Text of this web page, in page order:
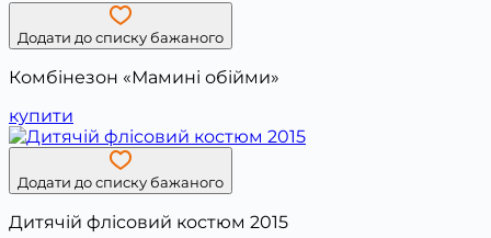
Додати до списку бажаного
Комбінезон «Мамині обійми»
купити
Додати до списку бажаного
Дитячій флісовий костюм 2015